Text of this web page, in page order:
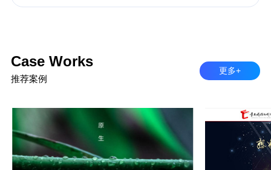
Case Works
推荐案例
更多+